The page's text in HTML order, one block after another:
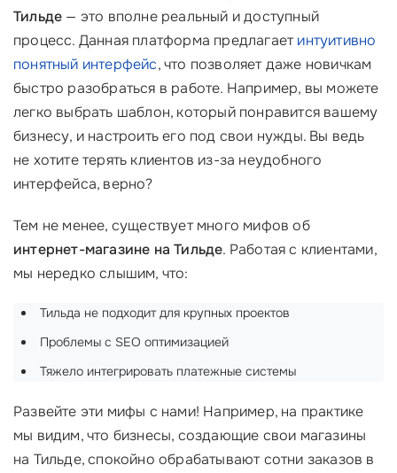
Тильде — это вполне реальный и доступный
процесс. Данная платформа предлагаетинтуитивно
понятный интерфейс, что позволяет даже новичкам
быстро разобраться в работе. Например, вы можете
легко выбрать шаблон, который понравится вашему
бизнесу, и настроить его под свои нужды. Вы ведь
не хотите терять клиентов из-за неудобного
интерфейса, верно?
Тем не менее, существует много мифов об
интернет-магазине на Тильде. Работая с клиентами,
мы нередко слышим, что:
Тильда не подходит для крупных проектов
Проблемы с SEO оптимизацией
Тяжело интегрировать платежные системы
Развейте эти мифы с нами! Например, на практике
мы видим, что бизнесы, создающие свои магазины
на Тильде, спокойно обрабатывают сотни заказов в